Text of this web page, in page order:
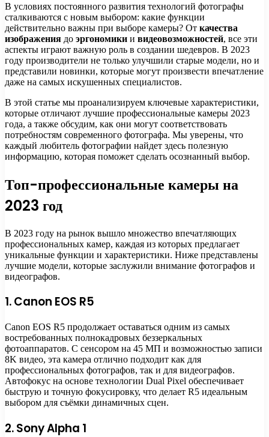
В условиях постоянного развития технологий фотографы
сталкиваются с новым выбором: какие функции
действительно важны при выборе камеры? От качества
изображения до эргономики и видеовозможностей, все эти
аспекты играют важную роль в создании шедевров. В 2023
году производители не только улучшили старые модели, но и
представили новинки, которые могут произвести впечатление
даже на самых искушенных специалистов.
В этой статье мы проанализируем ключевые характеристики,
которые отличают лучшие профессиональные камеры 2023
года, а также обсудим, как они могут соответствовать
потребностям современного фотографа. Мы уверены, что
каждый любитель фотографии найдет здесь полезную
информацию, которая поможет сделать осознанный выбор.
Топ-профессиональные камеры на
2023 год
В 2023 году на рынок вышло множество впечатляющих
профессиональных камер, каждая из которых предлагает
уникальные функции и характеристики. Ниже представлены
лучшие модели, которые заслужили внимание фотографов и
видеографов.
1. Canon EOS R5
Canon EOS R5 продолжает оставаться одним из самых
востребованных полнокадровых беззеркальных
фотоаппаратов. С сенсором на 45 МП и возможностью записи
8K видео, эта камера отлично подходит как для
профессиональных фотографов, так и для видеографов.
Автофокус на основе технологии Dual Pixel обеспечивает
быструю и точную фокусировку, что делает R5 идеальным
выбором для съёмки динамичных сцен.
2. Sony Alpha 1